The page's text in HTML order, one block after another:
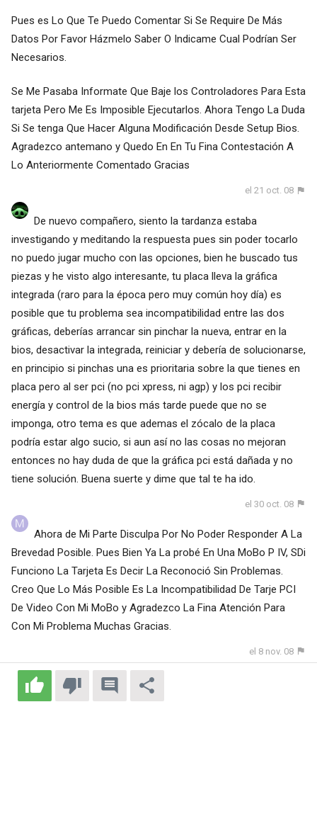
Pues es Lo Que Te Puedo Comentar Si Se Require De Más
Datos Por Favor Házmelo Saber O Indicame Cual Podrían Ser
Necesarios.
Se Me Pasaba Informate Que Baje los Controladores Para Esta
tarjeta Pero Me Es Imposible Ejecutarlos. Ahora Tengo La Duda
Si Se tenga Que Hacer Alguna Modificación Desde Setup Bios.
Agradezco antemano y Quedo En En Tu Fina Contestación A
Lo Anteriormente Comentado Gracias
el 21 oct. 08
De nuevo compañero, siento la tardanza estaba
investigando y meditando la respuesta pues sin poder tocarlo
no puedo jugar mucho con las opciones, bien he buscado tus
piezas y he visto algo interesante, tu placa lleva la gráfica
integrada (raro para la época pero muy común hoy día) es
posible que tu problema sea incompatibilidad entre las dos
gráficas, deberías arrancar sin pinchar la nueva, entrar en la
bios, desactivar la integrada, reiniciar y debería de solucionarse,
en principio si pinchas una es prioritaria sobre la que tienes en
placa pero al ser pci (no pci xpress, ni agp) y los pci recibir
energía y control de la bios más tarde puede que no se
imponga, otro tema es que ademas el zócalo de la placa
podría estar algo sucio, si aun así no las cosas no mejoran
entonces no hay duda de que la gráfica pci está dañada y no
tiene solución. Buena suerte y dime que tal te ha ido.
el 30 oct. 08
Ahora de Mi Parte Disculpa Por No Poder Responder A La
Brevedad Posible. Pues Bien Ya La probé En Una MoBo P IV, SDi
Funciono La Tarjeta Es Decir La Reconoció Sin Problemas.
Creo Que Lo Más Posible Es La Incompatibilidad De Tarje PCI
De Video Con Mi MoBo y Agradezco La Fina Atención Para
Con Mi Problema Muchas Gracias.
el 8 nov. 08